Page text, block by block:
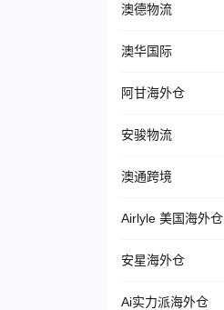
澳德物流
澳华国际
阿甘海外仓
安骏物流
澳通跨境
Airlyle 美国海外仓
安星海外仓
Ai实力派海外仓